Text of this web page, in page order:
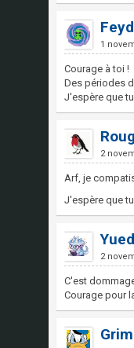
1
Courage à toi !
Des périodes
J'espère que
2
Arf, je
J'espère que
2
C'est
Courage pour